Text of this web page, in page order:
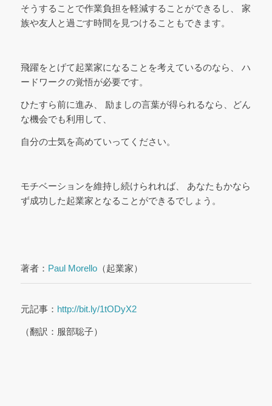
そうすることで作業負担を軽減することができるし、 家
族や友人と過ごす時間を見つけることもできます。
飛躍をとげて起業家になることを考えているのなら、 ハ
ードワークの覚悟が必要です。
ひたすら前に進み、 励ましの言葉が得られるなら、どん
な機会でも利用して、
自分の士気を高めていってください。
モチベーションを維持し続けられれば、 あなたもかなら
ず成功した起業家となることができるでしょう。
著者： Paul Morello（起業家）
元記事： http://bit.ly/1tODyX2
（翻訳：服部聡子）